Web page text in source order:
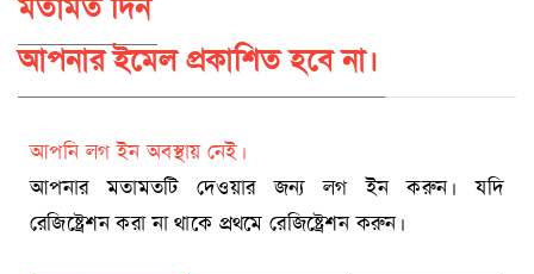
মতামত দিন
আপনার ইমেল প্রকাশিত হবে না।
আপনি লগ ইন অবস্থায় নেই।
আপনার মতামতটি দেওয়ার জন্য লগ ইন করুন। যদি
রেজিষ্ট্রেশন করা না থাকে প্রথমে রেজিষ্ট্রেশন করুন।